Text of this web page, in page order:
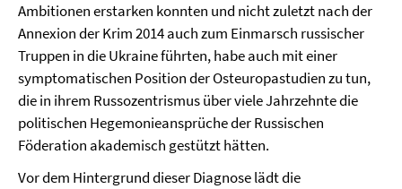
Ambitionen erstarken konnten und nicht zuletzt nach der
Annexion der Krim 2014 auch zum Einmarsch russischer
Truppen in die Ukraine führten, habe auch mit einer
symptomatischen Position der Osteuropastudien zu tun,
die in ihrem Russozentrismus über viele Jahrzehnte die
politischen Hegemonieansprüche der Russischen
Föderation akademisch gestützt hätten.
Vor dem Hintergrund dieser Diagnose lädt die